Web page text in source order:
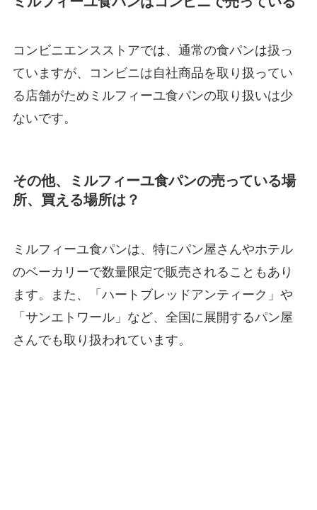
コンビニエンスストアでは、通常の食パンは扱っ
ていますが、コンビニは自社商品を取り扱ってい
る店舗がためミルフィーユ食パンの取り扱いは少
ないです。
その他、ミルフィーユ食パンの売っている場
所、買える場所は？
ミルフィーユ食パンは、特にパン屋さんやホテル
のベーカリーで数量限定で販売されることもあり
ます。また、「ハートブレッドアンティーク」や
「サンエトワール」など、全国に展開するパン屋
さんでも取り扱われています​​。